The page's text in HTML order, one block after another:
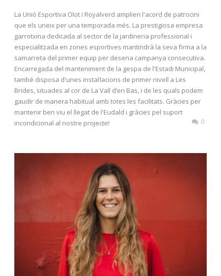
La Unió Esportiva Olot i Royalverd amplien l'acord de patrocini
que els uneix per una temporada més. La prestigiosa empresa
garrotxina dedicada al sector de la jardineria professional i
especialitzada en zones esportives mantindrà la seva firma a la
samarreta del primer equip per desena campanya consecutiva.
Encarregada del manteniment de la gespa de l'Estadi Municipal,
també disposa d'unes instal·lacions de primer nivell a Les
Brides, situades al cor de La Vall d’en Bas, i de les quals podem
gaudir de manera habitual amb totes les facilitats. Gràcies per
mantenir ben viu el llegat de l'Eudald i gràcies pel suport
incondicional al nostre projecte!
0